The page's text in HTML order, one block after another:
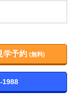
学予約(無料)
1988